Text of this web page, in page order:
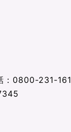
：0800-231-161